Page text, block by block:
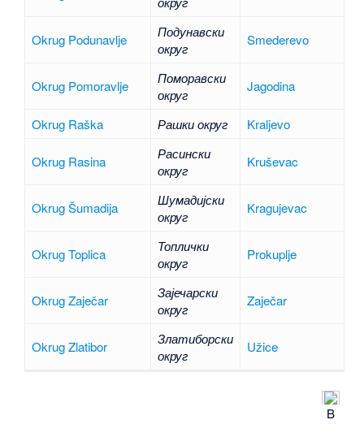
Okrug Podunavlje
Подунавски
округ
Smederevo
Okrug Pomoravlje
Поморавски
округ
Jagodina
Okrug Raška Рашки округ Kraljevo
Okrug Rasina
Расински
округ
Kruševac
Okrug Šumadija
Шумадијски
округ
Kragujevac
Okrug Toplica
Топлички
округ
Prokuplje
Okrug Zaječar
Зајечарски
округ
Zaječar
Okrug Zlatibor
Златиборски
округ
Užice
B